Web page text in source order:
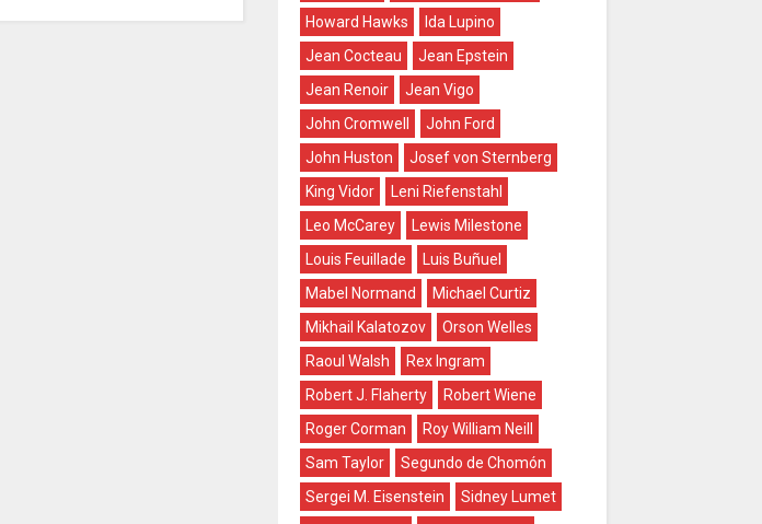
Howard Hawks
Ida Lupino
Jean Cocteau
Jean Epstein
Jean Renoir
Jean Vigo
John Cromwell
John Ford
John Huston
Josef von Sternberg
King Vidor
Leni Riefenstahl
Leo McCarey
Lewis Milestone
Louis Feuillade
Luis Buñuel
Mabel Normand
Michael Curtiz
Mikhail Kalatozov
Orson Welles
Raoul Walsh
Rex Ingram
Robert J. Flaherty
Robert Wiene
Roger Corman
Roy William Neill
Sam Taylor
Segundo de Chomón
Sergei M. Eisenstein
Sidney Lumet